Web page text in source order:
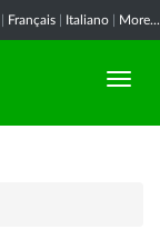
Français Italiano More...